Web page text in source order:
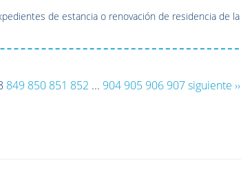
de estancia o renovación de residencia de la
849 850 851 852 ... 904 905 906 907siguiente ››